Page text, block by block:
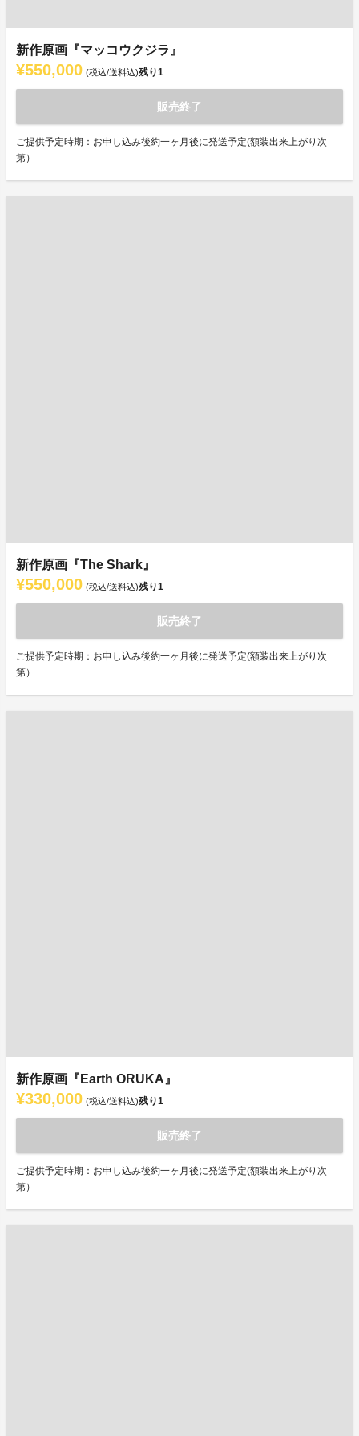
新作原画『マッコウクジラ』
¥550,000 (税込/送料込)残り1
販売終了
ご提供予定時期：お申し込み後約一ヶ月後に発送予定(額装出来上がり次
第）
新作原画『The Shark』
¥550,000 (税込/送料込)残り1
販売終了
ご提供予定時期：お申し込み後約一ヶ月後に発送予定(額装出来上がり次
第）
新作原画『Earth ORUKA』
¥330,000 (税込/送料込)残り1
販売終了
ご提供予定時期：お申し込み後約一ヶ月後に発送予定(額装出来上がり次
第）